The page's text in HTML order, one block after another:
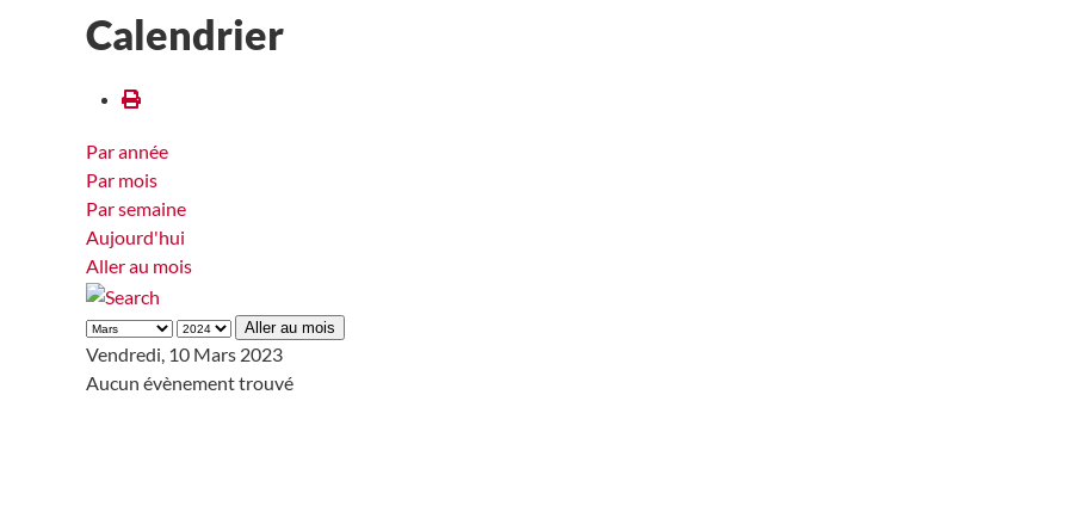
Calendrier
Par année
Par mois
Par semaine
Aujourd'hui
Aller au mois
Aller au mois
Vendredi, 10 Mars 2023
Aucun évènement trouvé